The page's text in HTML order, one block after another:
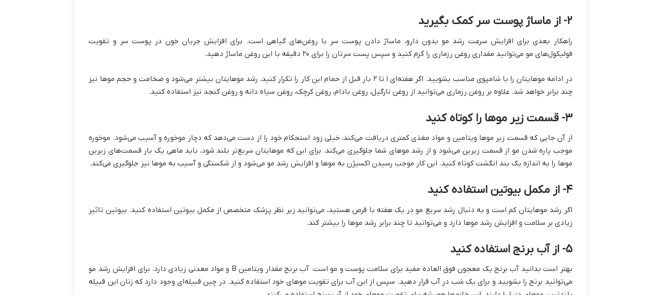
۲- از ماساژ پوست سر کمک بگیرید
راهکار بعدی برای افزایش سرعت رشد مو بدون دارو، ماساژ دادن پوست سر با روغن‌های گیاهی است. برای افزایش جریان خون در پوست سر و تقویت
فولیکول‌های مو می‌توانید مقداری روغن رزماری را گرم کنید و سپس پست سرتان را برای ۲۰ دقیقه با این روغن ماساژ دهید.
در ادامه موهایتان را با شامپوی مناسب بشویید. اگر هفته‌ای ۱ تا ۲ بار قبل از حمام این کار را تکرار کنید، رشد موهایتان بیشتر می‌شود و ضخامت و حجم موها نیز
چند برابر خواهد شد. علاوه بر روغن رزماری می‌توانید از روغن نارگیل، روغن بادام، روغن کرچک، روغن سیاه دانه و روغن کنجد نیز استفاده کنید.
۳- قسمت زیر موها را کوتاه کنید
از آن جایی که قسمت زیر موها ویتامین و مواد مغذی کمتری دریافت می‌کند، خیلی زود استحکام خود را از دست می‌دهد که دچار موخوره و آسیب می‌شود. موخوره
موجب پاره شدن مو از قسمت زیرین می‌شود و از رشد موهای شما جلوگیری می‌کند. برای این که موهایتان سریع‌تر بلند شود، باید ماهی یک بار قسمت‌های زیرین
موها را به اندازه یک بند انگشت کوتاه کنید. این کار موجب رسیدن اکسیژن به موها و افزایش رشد مو می‌شود و از شکستگی و آسیب به موها نیز جلوگیری می‌کند.
۴- از مکمل بیوتین استفاده کنید
اگر رشد موهایتان کم است و به دنبال رشد سریع مو در یک هفته با قرص هستید، می‌توانید زیر نظر پزشک متخصص از مکمل بیوتین استفاده کنید. بیوتین تاثیر
زیادی بر سلامت و افزایش رشد موها دارد و می‌توانید تا چند برابر رشد موها را بیشتر کند.
۵- از آب برنج استفاده کنید
بهتر است بدانید آب برنج یک معجون فوق العاده مفید برای سلامت پوست و مو است. آب برنج مقدار ویتامین B و مواد معدنی زیادی دارد. برای افزایش رشد مو
می‌توانید برنج را بشویید و برای یک شب در آب قرار دهید. سپس از این آب برای تقویت موهای خود استفاده کنید. در چین قبیله‌ای وجود دارد که زنان این قبیله